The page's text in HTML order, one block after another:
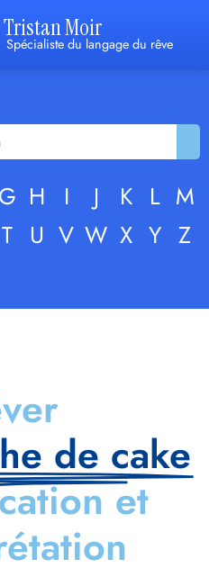
Tristan Moir
Spécialiste du langage du rêve
G H I J K L M
T U V W X Y Z
de cake
et